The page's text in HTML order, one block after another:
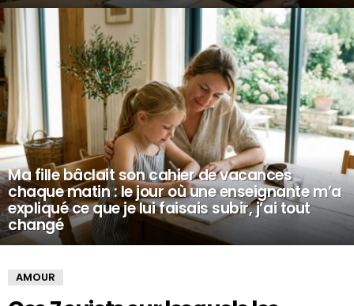
Ma fille bâclait son cahier de vacances
chaque matin : le jour où une enseignante m’a
expliqué ce que je lui faisais subir, j’ai tout
changé
AMOUR